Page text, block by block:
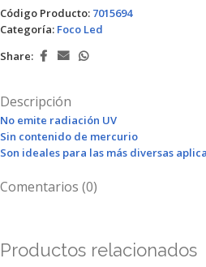
Código Producto: 7015694
Categoría: Foco Led
Share:
Descripción
No emite radiación UV
Sin contenido de mercurio
Son ideales para las más diversas
Comentarios (0)
Productos relacionados